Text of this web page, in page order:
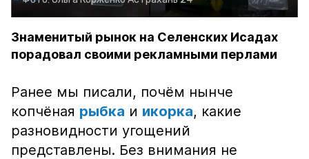
Знаменитый рынок на Селенских Исадах
порадовал своими рекламными перлами
Ранее мы писали, почём нынче
копчёная рыбка и икорка, какие
разновидности угощений
представлены. Без внимания не